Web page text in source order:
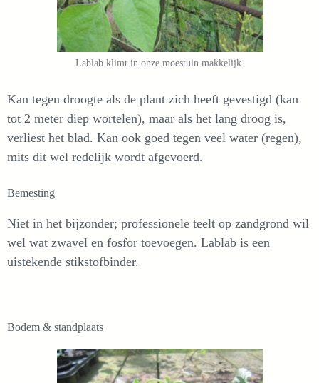
Lablab klimt in onze moestuin makkelijk.
Kan tegen droogte als de plant zich heeft gevestigd (kan
tot 2 meter diep wortelen), maar als het lang droog is,
verliest het blad. Kan ook goed tegen veel water (regen),
mits dit wel redelijk wordt afgevoerd.
Bemesting
Niet in het bijzonder; professionele teelt op zandgrond wil
wel wat zwavel en fosfor toevoegen. Lablab is een
uistekende stikstofbinder.
Bodem & standplaats